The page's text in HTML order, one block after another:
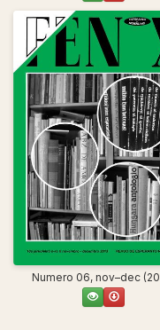
Numero 06, nov–dec